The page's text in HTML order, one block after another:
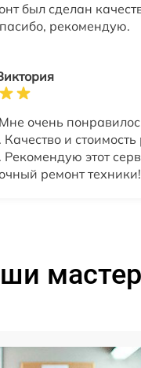
был сделан
рекомендую.
очень
и стоимость
Рекомендую этот
ремонт техники!